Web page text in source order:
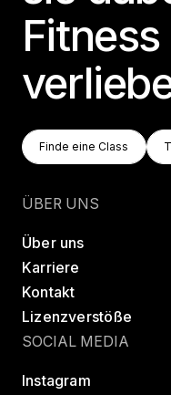
Finde Eine
Finde eine Class
ÜBER UNS
Über uns
Karriere
Kontakt
Lizenzverstöße
SOCIAL MEDIA
Instagram